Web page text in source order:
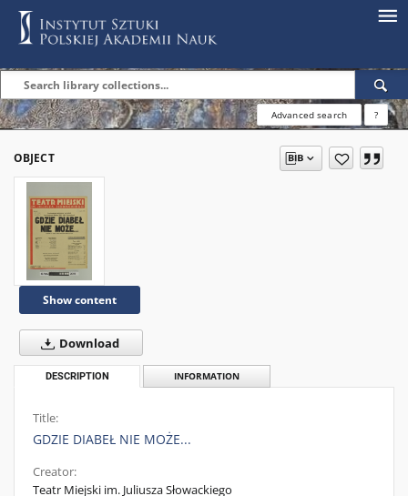
Advanced search ?
OBJECT
Show content
Download
DESCRIPTION INFORMATION
Title:
GDZIE DIABEŁ NIE MOŻE...
Creator:
Teatr Miejski im. Juliusza Słowackiego